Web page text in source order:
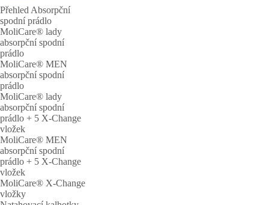
Přehled Absorpční
spodní prádlo
MoliCare® lady
absorpční spodní
prádlo
MoliCare® MEN
absorpční spodní
prádlo
MoliCare® lady
absorpční spodní
prádlo + 5 X-Change
vložek
MoliCare® MEN
absorpční spodní
prádlo + 5 X-Change
vložek
MoliCare® X-Change
vložky